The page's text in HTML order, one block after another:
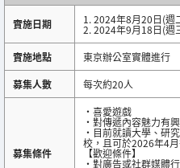
實施日期 1. 2024年8月20日(週
2. 2024年9月18日(週
實施地點
東京辦公室實體進行
募集人數
每次約20人
募集條件
・喜愛遊戲
・對傳遞內容魅力有
・目前就讀大學、研
校，且可於2026年4
【歡迎條件】
・對廣告或社群媒體